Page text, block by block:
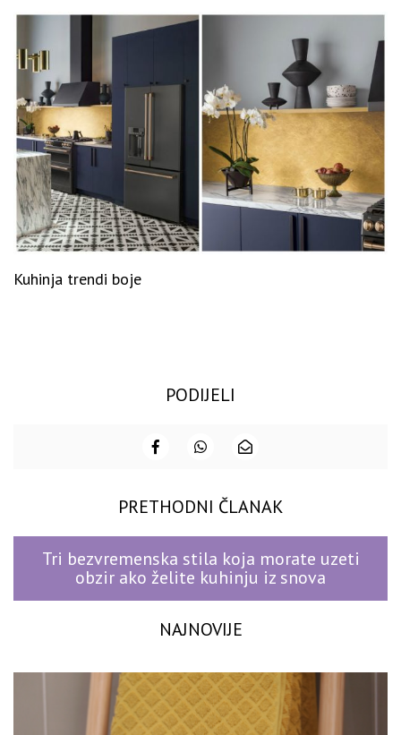
Kuhinja trendi boje
PODIJELI
PRETHODNI ČLANAK
Tri bezvremenska stila koja morate uzeti
obzir ako želite kuhinju iz snova
NAJNOVIJE